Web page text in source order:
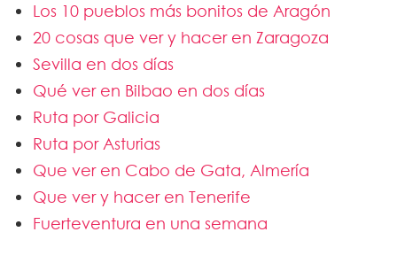
Los 10 pueblos más bonitos de Aragón
20 cosas que ver y hacer en Zaragoza
Sevilla en dos días
Qué ver en Bilbao en dos días
Ruta por Galicia
Ruta por Asturias
Que ver en Cabo de Gata, Almería
Que ver y hacer en Tenerife
Fuerteventura en una semana